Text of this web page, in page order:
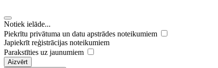
Notiek ielāde...
Piekrītu privātuma un datu apstrādes noteikumiem
Japiekrīt reģistrācijas noteikumiem
Parakstīties uz jaunumiem
Aizvērt